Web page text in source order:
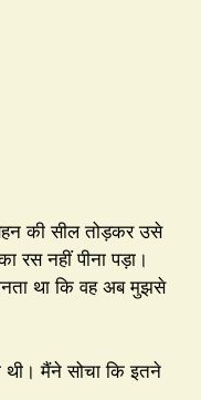
की सील तोड़कर उसे
नहीं पीना पड़ा।
था कि वह अब मुझसे
मैंने सोचा कि इतने